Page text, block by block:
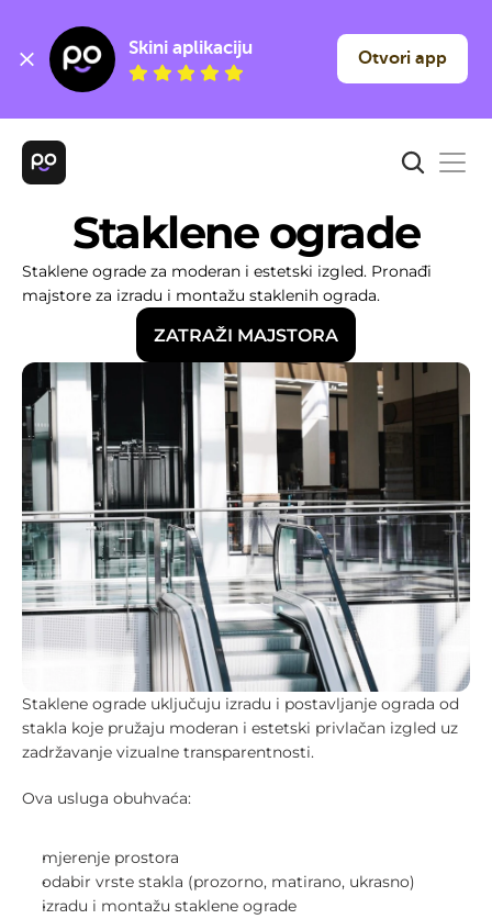
Skini aplikaciju Otvori app
Staklene ograde
Staklene ograde za moderan i estetski izgled. Pronađi
majstore za izradu i montažu staklenih ograda.
ZATRAŽI MAJSTORA
Staklene ograde uključuju izradu i postavljanje ograda od
stakla koje pružaju moderan i estetski privlačan izgled uz
zadržavanje vizualne transparentnosti.
Ova usluga obuhvaća:
mjerenje prostora
odabir vrste stakla (prozorno, matirano, ukrasno)
izradu i montažu staklene ograde